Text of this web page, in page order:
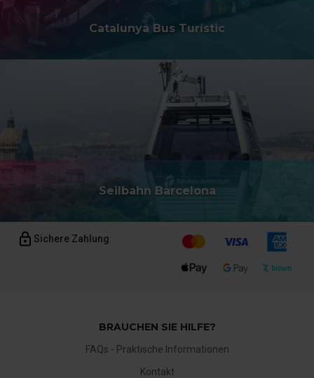
Catalunya Bus Turístic
Seilbahn Barcelona
Sichere Zahlung
BRAUCHEN SIE HILFE?
FAQs - Praktische Informationen
Kontakt